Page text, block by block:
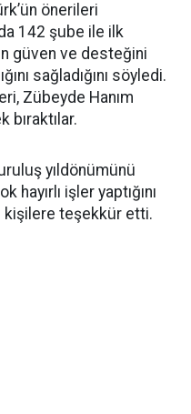
önerileri
142 şube ile ilk
güven ve desteğini
sağladığını söyledi.
Zübeyde Hanım
bıraktılar.
yıldönümünü
hayırlı işler yaptığını
kişilere teşekkür etti.